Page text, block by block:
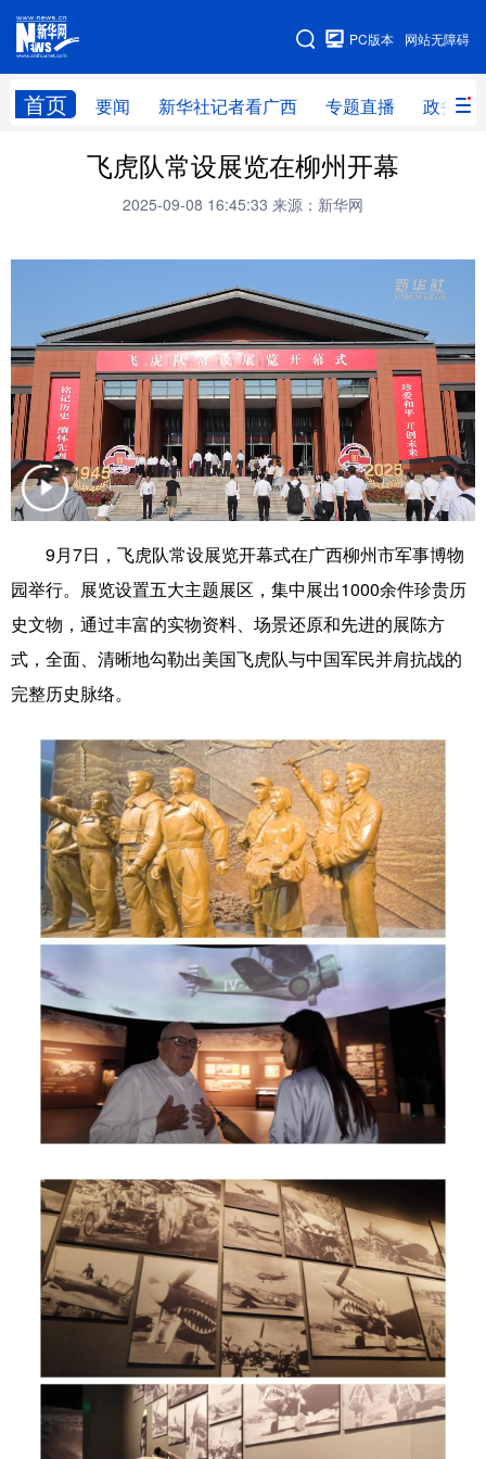
网站无障碍
PC版本
首页 要闻 新华社记者看广西 专题直播 政务信
网站地图
广西频道
新华社记者 专题直播
新华网导航
学习进行时 高层 时政 人事
国际 财经 网评 港澳
台湾 思客智库 全球连线 教育
科技 科普 体育 文化
健康 军事 访谈 视频
图片 中央文件 金融 汽车
食品 人居 信息化 乡村振兴
溯源中国
会展 彩票 娱乐 时尚
悦读 公益 书画 一带一路
亚太网 上市公司 文化产业
地方频道
天津 河北
辽宁 吉林 上海 江苏
浙江 安徽 福建
山东 河南 湖北 湖南
四川 贵州 云南
陕西 甘肃 青海 宁夏
新疆 内蒙古 黑龙江
多语种频道
English Español Français عربى
飞虎队常设展览在柳州开幕
2025-09-08 16:45:33 来源：新华网
9月7日，飞虎队常设展览开幕式在广西柳州市军事博物
园举行。展览设置五大主题展区，集中展出1000余件珍贵历
史文物，通过丰富的实物资料、场景还原和先进的展陈方
式，全面、清晰地勾勒出美国飞虎队与中国军民并肩抗战的
完整历史脉络。